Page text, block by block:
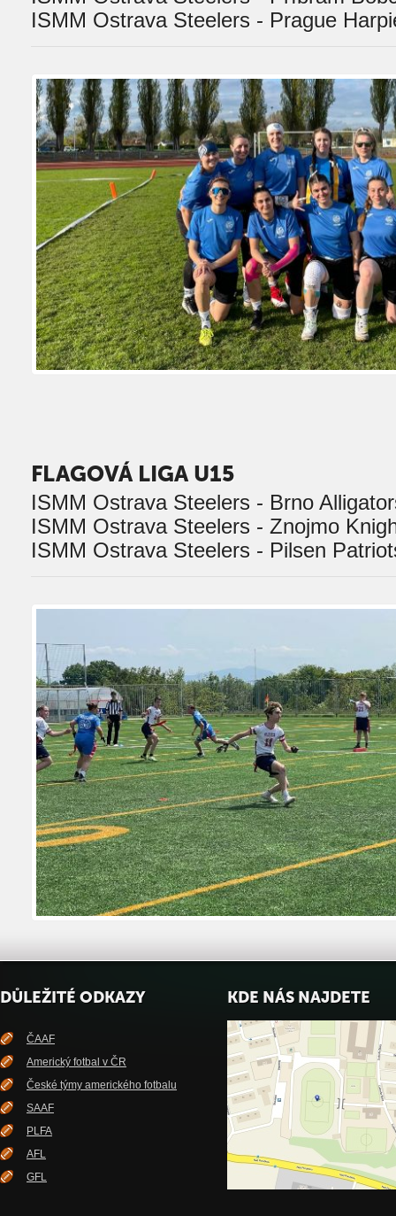
ISMM Ostrava Steelers - Prague
FLAGOVÁ LIGA U15
ISMM Ostrava Steelers - Brno
ISMM Ostrava Steelers - Znojmo
ISMM Ostrava Steelers - Pilsen
DŮLEŽITÉ ODKAZY
ČAAF
Americký fotbal v ČR
České týmy amerického fotbalu
SAAF
PLFA
AFL
GFL
KDE NÁS NAJDETE